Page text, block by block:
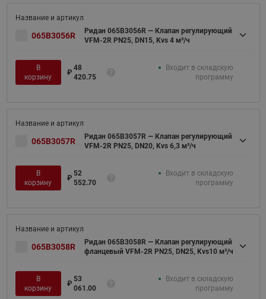
065B3056R
Ридан 065B3056R — Клапан регулирующий
VFM-2R PN25, DN15, Kvs 4 м³/ч
В
корзину
₽
48
420.75
Входит в складскую
программу
065B3057R
Ридан 065B3057R — Клапан регулирующий
VFM-2R PN25, DN20, Kvs 6,3 м³/ч
В
корзину
₽
52
552.70
Входит в складскую
программу
065B3058R
Ридан 065B3058R — Клапан регулирующий
фланцевый VFM-2R PN25, DN25, Kvs10 м³/ч
В
корзину
₽
53
061.00
Входит в складскую
программу